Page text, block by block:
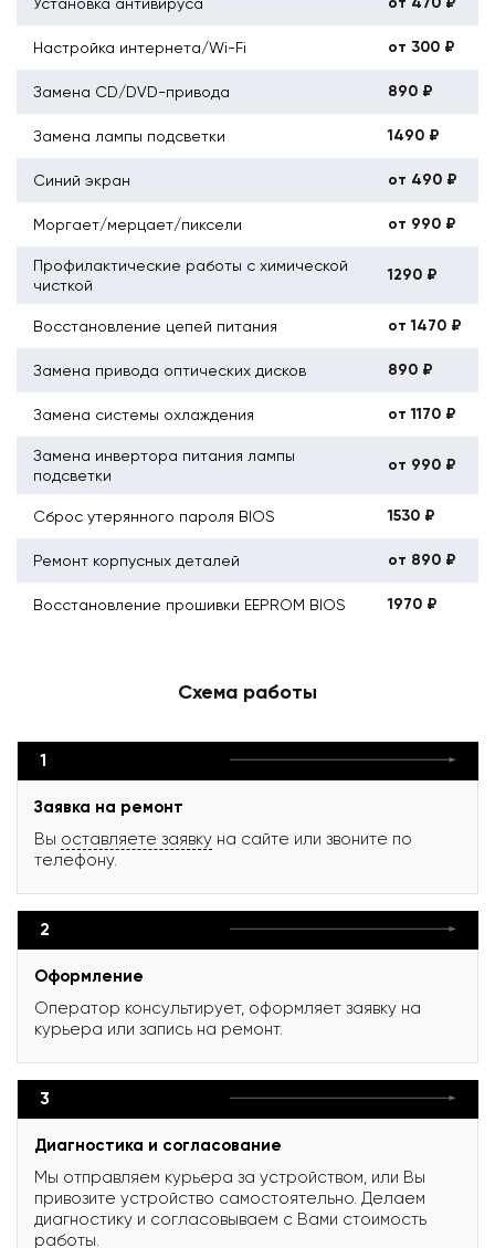
Настройка интернета/Wi-Fi от 300 ₽
Замена CD/DVD-привода 890 ₽
Замена лампы подсветки 1490 ₽
Синий экран от 490 ₽
Моргает/мерцает/пиксели от 990 ₽
Профилактические работы с химической
чисткой
1290 ₽
Восстановление цепей питания от 1470 ₽
Замена привода оптических дисков 890 ₽
Замена системы охлаждения от 1170 ₽
Замена инвертора питания лампы
подсветки
от 990 ₽
Сброс утерянного пароля BIOS 1530 ₽
Ремонт корпусных деталей от 890 ₽
Восстановление прошивки EEPROM BIOS 1970 ₽
Схема работы
1
Заявка на ремонт
Вы оставляете заявку на сайте или звоните по
телефону.
2
Оформление
Оператор консультирует, оформляет заявку на
курьера или запись на ремонт.
3
Диагностика и согласование
Мы отправляем курьера за устройством, или Вы
привозите устройство самостоятельно. Делаем
диагностику и согласовываем с Вами стоимость
работы.